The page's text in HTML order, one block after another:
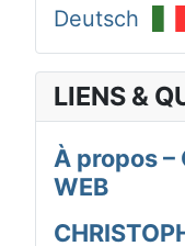
Deutsch
LIENS &
À propos
WEB